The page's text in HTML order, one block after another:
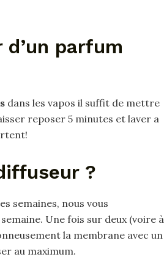
d’un parfum
dans les vapos il suffit de mettre
reposer 5 minutes et laver a
?
semaines, nous vous
Une fois sur deux (voire à
la membrane avec un
au maximum.